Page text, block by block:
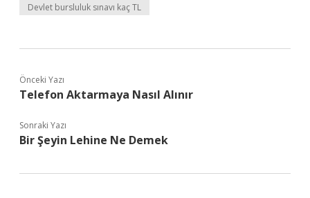
Devlet bursluluk sınavı kaç TL
Önceki Yazı
Telefon Aktarmaya Nasıl Alınır
Sonraki Yazı
Bir Şeyin Lehine Ne Demek